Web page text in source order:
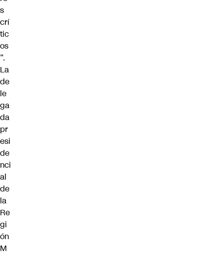
s
crí
tic
os
”.
La
de
le
ga
da
pr
esi
de
nci
al
de
la
Re
gi
ón
M